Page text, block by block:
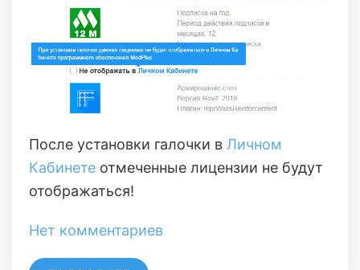
После установки галочки в Личном
Кабинете отмеченные лицензии не будут
отображаться!
Нет комментариев